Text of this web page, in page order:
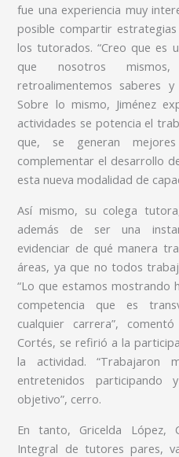
fue una experiencia muy
posible compartir
los tutorados. “Creo que es
que nosotros
retroalimentemos saberes y
Sobre lo mismo, Jiménez
actividades se potencia el
que, se generan
complementar el desarrollo
esta nueva modalidad de
Así mismo, su colega
además de ser una
evidenciar de qué manera
áreas, ya que no todos
“Lo que estamos mostrando
competencia que es
cualquier carrera”,
Cortés, se refirió a la
la actividad.
entretenidos
objetivo”, cerro.
En tanto, Gricelda López,
Integral de tutores pares,